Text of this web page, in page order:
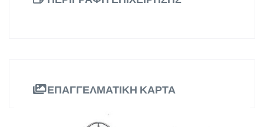
ΕΠΑΓΓΕΛΜΑΤΙΚΗ ΚΑΡΤΑ